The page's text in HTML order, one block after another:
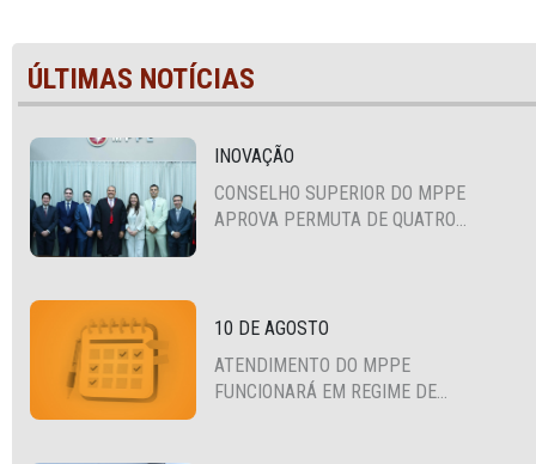
ÚLTIMAS NOTÍCIAS
INOVAÇÃO
CONSELHO SUPERIOR DO MPPE
APROVA PERMUTA DE QUATRO
10 DE AGOSTO
ATENDIMENTO DO MPPE
FUNCIONARÁ EM REGIME DE